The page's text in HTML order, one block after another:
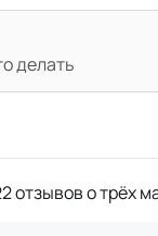
делать
отзывов о трёх